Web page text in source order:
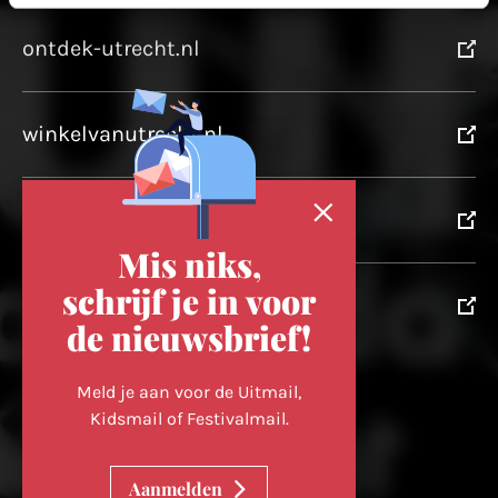
ontdek-utrecht.nl
winkelvanutrecht.nl
utrechtpartners.nl
Volg ons op
Mis niks,
schrijf je in voor
de nieuwsbrief!
Meld je aan voor de Uitmail,
Kidsmail of Festivalmail.
Aanmelden